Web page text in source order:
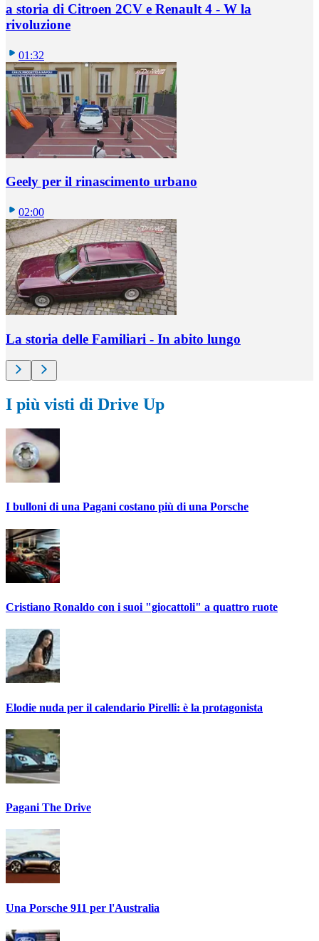
a storia di Citroen 2CV e Renault 4 - W la
rivoluzione
01:32
Geely per il rinascimento urbano
02:00
La storia delle Familiari - In abito lungo
I più visti di Drive Up
I bulloni di una Pagani costano più di una Porsche
Cristiano Ronaldo con i suoi "giocattoli" a quattro ruote
Elodie nuda per il calendario Pirelli: è la protagonista
Pagani The Drive
Una Porsche 911 per l'Australia